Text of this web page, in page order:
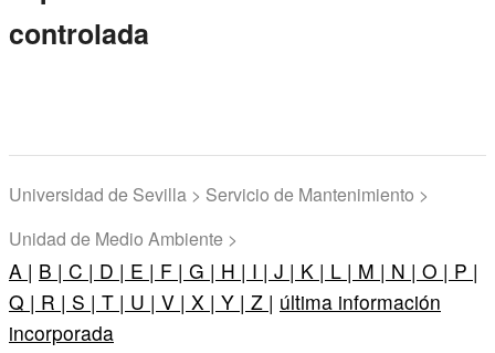
controlada
Universidad de Sevilla > Servicio de Mantenimiento >
Unidad de Medio Ambiente >
A | B | C | D | E | F | G | H | I | J | K | L | M | N | O | P |
Q | R | S | T | U | V | X | Y | Z | última información
incorporada